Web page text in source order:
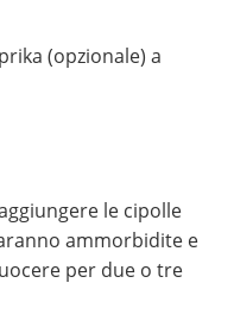
(opzionale) a
le cipolle
ammorbidite e
per due o tre